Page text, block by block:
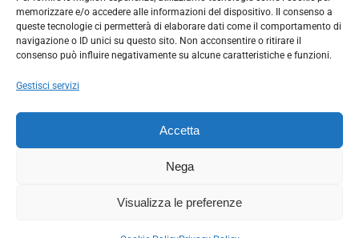
memorizzare e/o accedere alle informazioni del dispositivo. Il consenso a
queste tecnologie ci permetterà di elaborare dati come il comportamento di
navigazione o ID unici su questo sito. Non acconsentire o ritirare il
consenso può influire negativamente su alcune caratteristiche e funzioni.
Gestisci servizi
Accetta
Nega
Visualizza le preferenze
La Società ha nominato il Responsabile della Protezione dei Dati Personali (DPO), figura specializzata che vigila sulle modalità
adottate dalla nostra Società per tutelare i Suoi dati personali.
Per contattare il DPO può scrivere a
La Società ha inoltre adottato un proprio Codice Etico, consultabile al seguente link:
Scarica il Codice Etico